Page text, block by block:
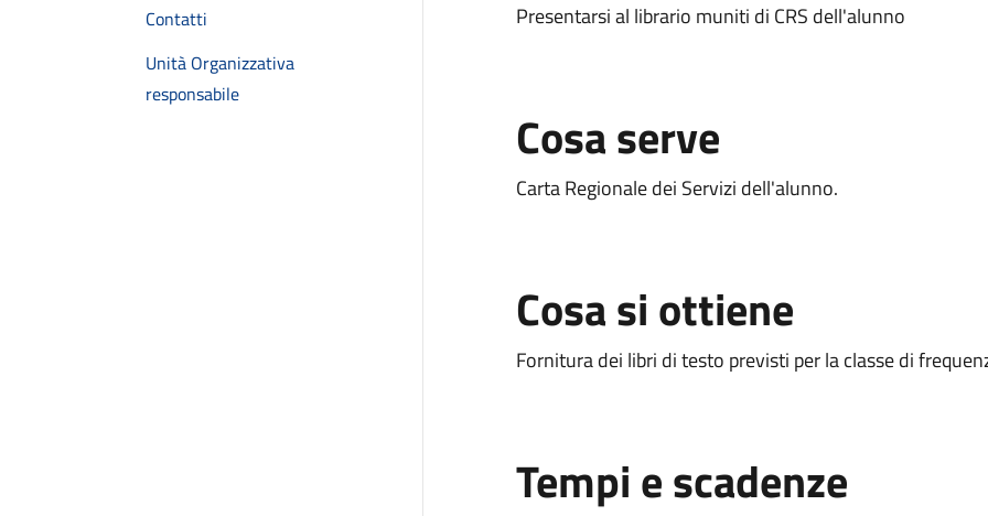
Contatti
Unità Organizzativa
responsabile
Presentarsi al librario muniti di CRS dell'alunno
Cosa serve
Carta Regionale dei Servizi dell'alunno.
Cosa si ottiene
Fornitura dei libri di testo previsti per la classe di
Tempi e scadenze